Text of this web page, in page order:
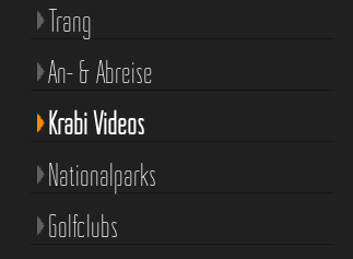
Trang
An- & Abreise
Krabi Videos
Nationalparks
Golfclubs